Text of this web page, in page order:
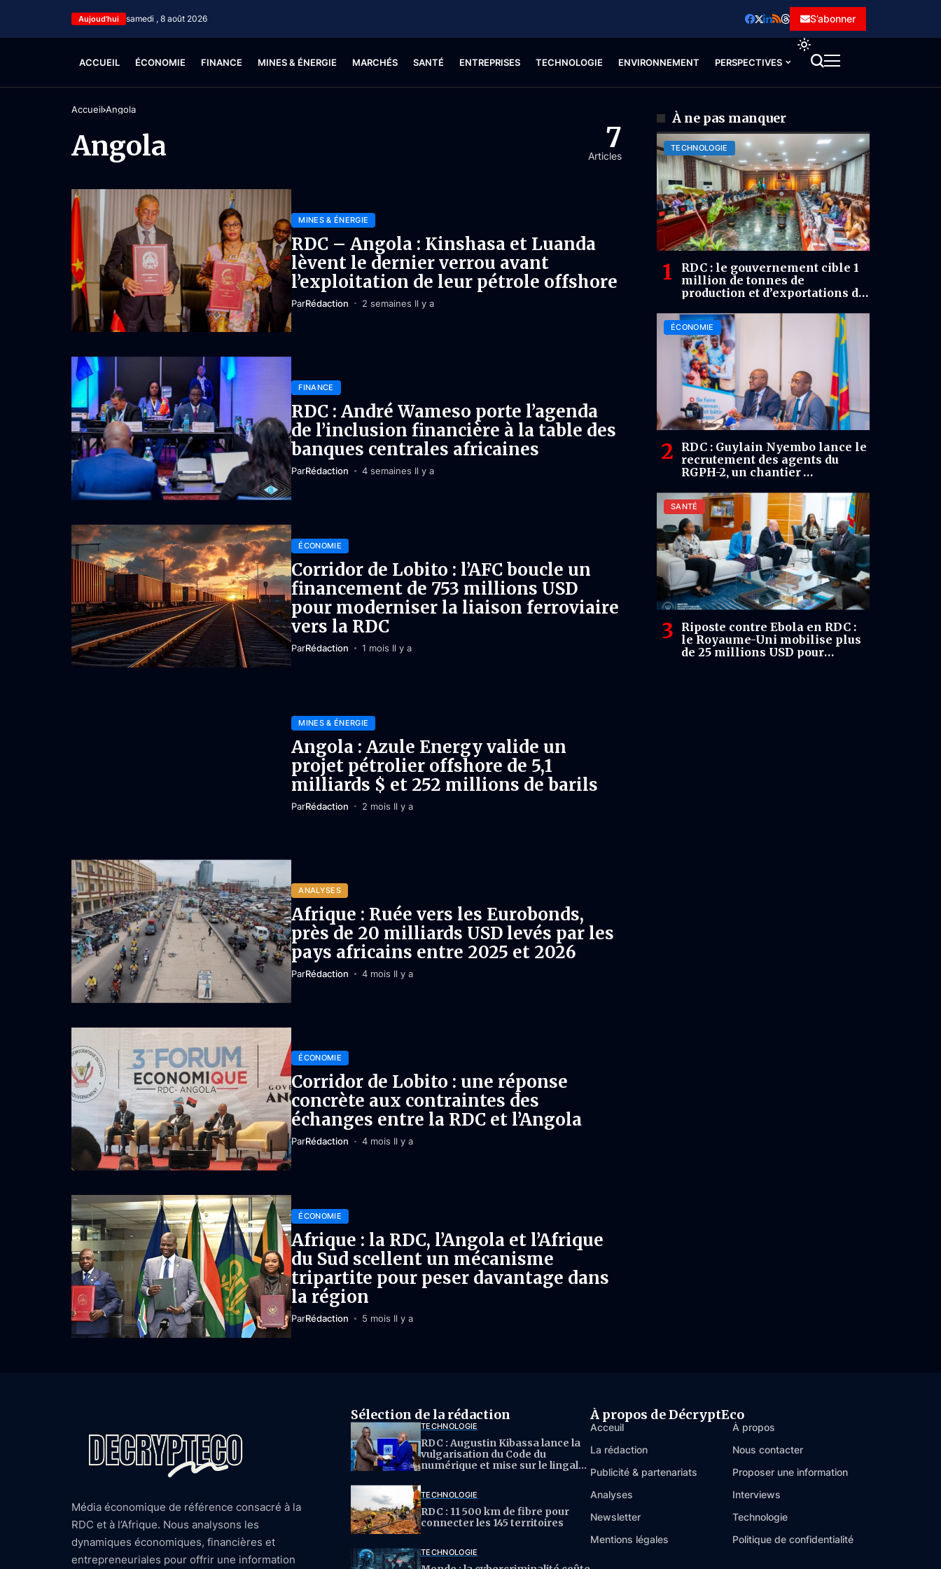
Aujoud'hui samedi , 8 août 2026 S’abonner
ACCUEIL ÉCONOMIE FINANCE MINES & ÉNERGIE MARCHÉS SANTÉ ENTREPRISES TECHNOLOGIE ENVIRONNEMENT PERSPECTIVES
Accueil Angola
Angola 7
Articles
MINES & ÉNERGIE
RDC – Angola : Kinshasa et Luanda
lèvent le dernier verrou avant
l’exploitation de leur pétrole offshore
ParRédaction 2 semaines Il y a
FINANCE
RDC : André Wameso porte l’agenda
de l’inclusion financière à la table des
banques centrales africaines
ParRédaction 4 semaines Il y a
ÉCONOMIE
Corridor de Lobito : l’AFC boucle un
financement de 753 millions USD
pour moderniser la liaison ferroviaire
vers la RDC
ParRédaction 1 mois Il y a
MINES & ÉNERGIE
Angola : Azule Energy valide un
projet pétrolier offshore de 5,1
milliards $ et 252 millions de barils
ParRédaction 2 mois Il y a
ANALYSES
Afrique : Ruée vers les Eurobonds,
près de 20 milliards USD levés par les
pays africains entre 2025 et 2026
ParRédaction 4 mois Il y a
ÉCONOMIE
Corridor de Lobito : une réponse
concrète aux contraintes des
échanges entre la RDC et l’Angola
ParRédaction 4 mois Il y a
ÉCONOMIE
Afrique : la RDC, l’Angola et l’Afrique
du Sud scellent un mécanisme
tripartite pour peser davantage dans
la région
ParRédaction 5 mois Il y a
À ne pas manquer
TECHNOLOGIE
RDC : le gouvernement cible 1
million de tonnes de
production et d’exportations de
ÉCONOMIE
RDC : Guylain Nyembo lance le
recrutement des agents du
RGPH-2, un chantier
planifier le développement
SANTÉ
Riposte contre Ebola en RDC :
le Royaume-Uni mobilise plus
de 25 millions USD pour
Média économique de référence consacré à la
RDC et à l’Afrique. Nous analysons les
dynamiques économiques, financières et
entrepreneuriales pour offrir une information
Sélection de la rédaction
TECHNOLOGIE
RDC : Augustin Kibassa lance la
vulgarisation du Code du
numérique et mise sur le lingala
TECHNOLOGIE
RDC : 11 500 km de fibre pour
connecter les 145 territoires
TECHNOLOGIE
À propos de DécryptEco
Acceuil
À propos
La rédaction
Nous contacter
Publicité & partenariats
Proposer une information
Analyses
Interviews
Newsletter
Technologie
Mentions légales
Politique de confidentialité